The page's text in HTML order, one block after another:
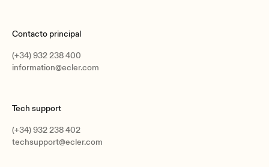
Contacto principal
(+34) 932 238 400
information@ecler.com
Tech support
(+34) 932 238 402
techsupport@ecler.com